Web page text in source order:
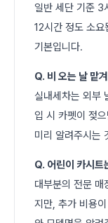
일반 세단 기준 3
12시간 정도 소
기본입니다.
Q. 비 오는 날 맡
실내세차는 외부
입 시 카펫이 젖
미리 알려주시는
Q. 어린이 카시트
대부분의 전문 매
지만, 추가 비용